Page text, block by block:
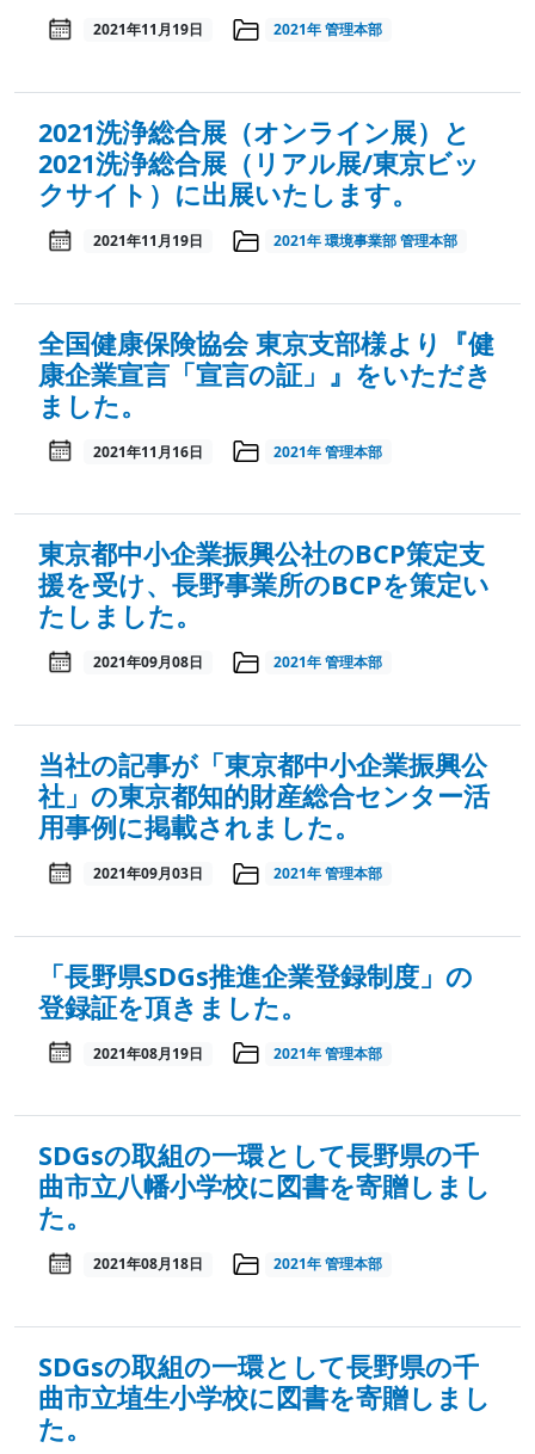
2021年11月19日 2021年管理本部
2021洗浄総合展（オンライン展）と
2021洗浄総合展（リアル展/東京ビッ
クサイト）に出展いたします。
2021年11月19日 2021年環境事業部管理本部
全国健康保険協会 東京支部様より『健
康企業宣言「宣言の証」』をいただき
ました。
2021年11月16日 2021年管理本部
東京都中小企業振興公社のBCP策定支
援を受け、長野事業所のBCPを策定い
たしました。
2021年09月08日 2021年管理本部
当社の記事が「東京都中小企業振興公
社」の東京都知的財産総合センター活
用事例に掲載されました。
2021年09月03日 2021年管理本部
「長野県SDGs推進企業登録制度」の
登録証を頂きました。
2021年08月19日 2021年管理本部
SDGsの取組の一環として長野県の千
曲市立八幡小学校に図書を寄贈しまし
た。
2021年08月18日 2021年管理本部
SDGsの取組の一環として長野県の千
曲市立埴生小学校に図書を寄贈しまし
た。